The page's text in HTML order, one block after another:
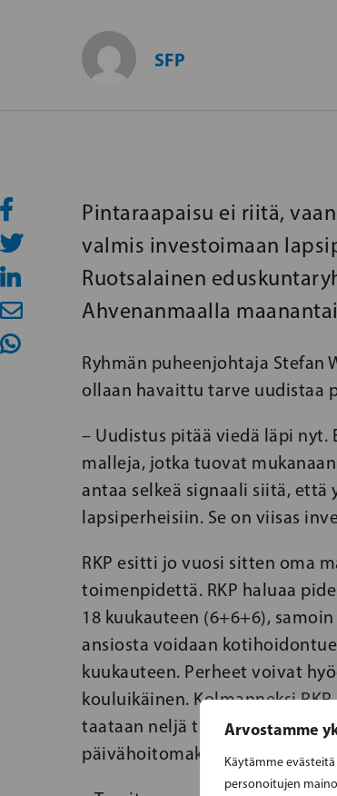
Arvostamme
Käytämme
personoitujen
SFP
Pintaraapaisu ei riitä,
valmis investoimaan
Ruotsalainen
Ahvenanmaalla
Ryhmän puheenjohtaja Stefan
ollaan havaittu tarve uudistaa
– Uudistus pitää viedä läpi
malleja, jotka tuovat
antaa selkeä signaali siitä,
lapsiperheisiin. Se on viisas
RKP esitti jo vuosi sitten oma
toimenpidettä. RKP haluaa
18 kuukauteen (6+6+6),
ansiosta voidaan
kuukauteen. Perheet voivat
kouluikäinen. Kolmanneksi
taataan neljä tuntia
päivähoitomaksut.